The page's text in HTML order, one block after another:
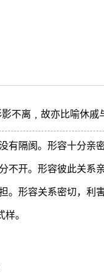
不离﹐故亦比喻休戚
有隔阂。形容十分亲
不开。形容彼此关系
。形容关系密切，利
。